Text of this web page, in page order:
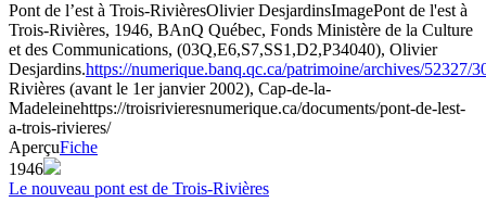
Pont de l’est à Trois-RivièresOlivier DesjardinsImagePont de l'est à
Trois-Rivières, 1946, BAnQ Québec, Fonds Ministère de la Culture
et des Communications, (03Q,E6,S7,SS1,D2,P34040), Olivier
Desjardins.https://numerique.banq.qc.ca/patrimoine/archives/52327/
Rivières (avant le 1er janvier 2002), Cap-de-la-
Madeleinehttps://troisrivieresnumerique.ca/documents/pont-de-lest-
a-trois-rivieres/
AperçuFiche
1946
Le nouveau pont est de Trois-Rivières